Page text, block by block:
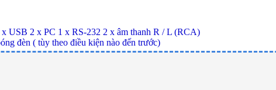
USB 2 x PC 1 x RS-232 2 x âm thanh R / L (RCA)
đèn ( tùy theo điều kiện nào đến trước)